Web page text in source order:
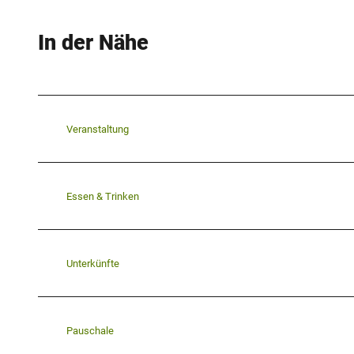
In der Nähe
Veranstaltung
Essen & Trinken
Unterkünfte
Pauschale